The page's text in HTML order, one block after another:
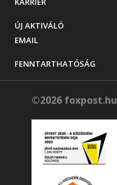
ÚJ AKTIVÁLÓ
EMAIL
FENNTARTHATÓSÁG
©2026 foxpost.hu